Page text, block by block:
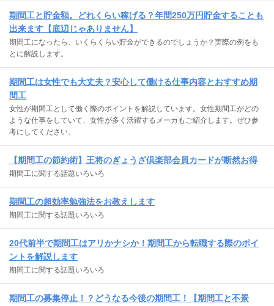
期間工と貯金額。どれくらい稼げる？年間250万円貯金することも
出来ます【底辺じゃありません】
期間工になったら、いくらくらい貯金ができるのでしょうか？実際の例をも
とに解説します。
期間工は女性でも大丈夫？安心して働ける仕事内容とおすすめ期
間工
女性が期間工として働く際のポイントを解説しています。女性期間工がどの
ような仕事をしていて、女性が多く活躍するメーカもご紹介します。ぜひ参
考にしてください。
【期間工の節約術】王将のぎょうざ倶楽部会員カードが断然お得
期間工に関する話題いろいろ
期間工の超効率勉強法をお教えします
期間工に関する話題いろいろ
20代前半で期間工はアリかナシか！期間工から転職する際のポイ
ントを解説します
期間工に関する話題いろいろ
期間工の募集停止！？どうなる今後の期間工！【期間工と不景